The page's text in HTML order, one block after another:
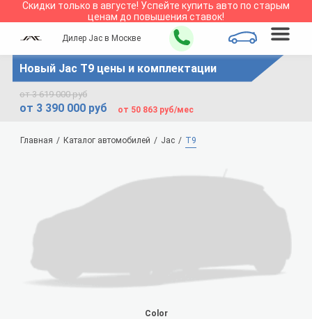
Скидки только в августе! Успейте купить авто по старым
ценам до повышения ставок!
Дилер Jac в Москве
Новый Jac T9 цены и комплектации
от 3 619 000 руб
от 3 390 000 руб от 50 863 руб/мес
Главная Каталог автомобилей Jac T9
Color